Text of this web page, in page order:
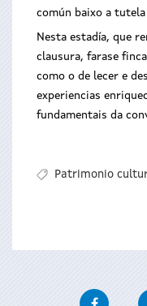
común baixo a
Nesta estadía, que
clausura, farase
como o de lecer e
experiencias
fundamentais da
Patrimonio